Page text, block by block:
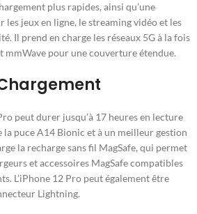
plus rapides, ainsi qu’une
jeux en ligne, le streaming vidéo et les
Il prend en charge les réseaux 5G à la fois
mmWave pour une couverture étendue.
peut durer jusqu’à 17 heures en lecture
la puce A14 Bionic et à un meilleur gestion
la recharge sans fil MagSafe, qui permet
et accessoires MagSafe compatibles
L’iPhone 12 Pro peut également être
Lightning.